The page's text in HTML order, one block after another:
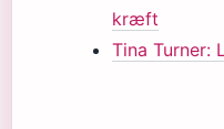
kræft
Tina Turner: